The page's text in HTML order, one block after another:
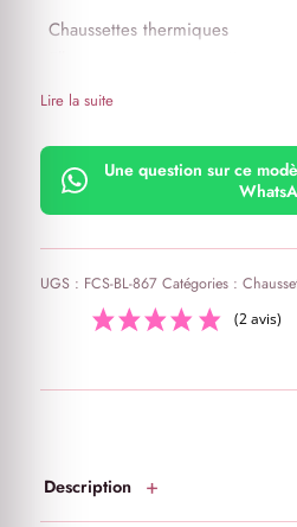
Chaussettes thermiques
Intérieur chaud molletonné
couture
Elles ne serrent pas la cheville
Lire la suite
Une question sur ce
(2 avis)
UGS : FCS-BL-867 Catégories :
Description